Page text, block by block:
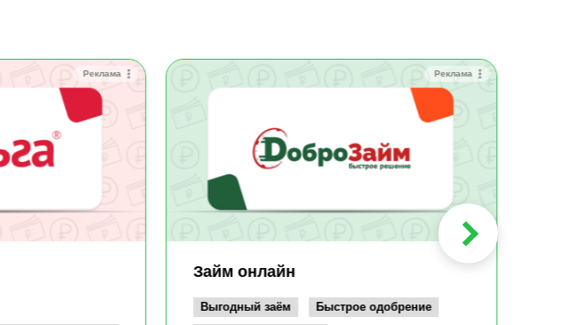
Реклама Реклама
Займ онлайн
Выгодный заём
Быстрое одобрение